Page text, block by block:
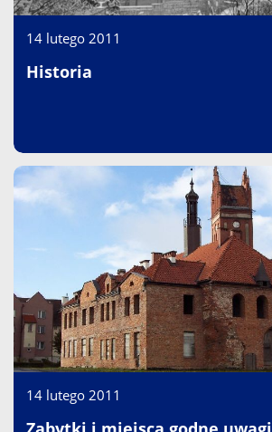
14 lutego 2011
Historia
14 lutego 2011